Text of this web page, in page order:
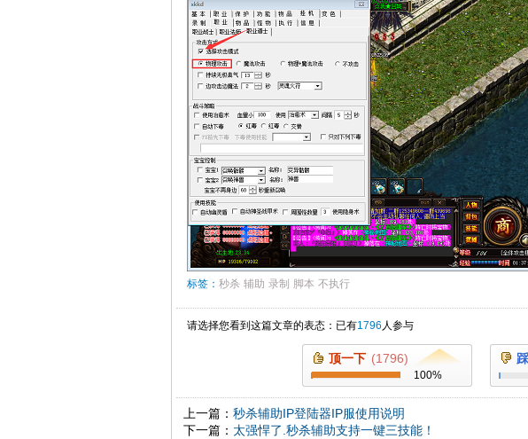
标签： 秒杀 辅助 录制 脚本 不执行
请选择您看到这篇文章的表态：已有1796 人参与
顶一下 (1796)
100%
上一篇： 秒杀辅助IP登陆器IP服使用说明
下一篇： 太强悍了.秒杀辅助支持一键三技能！